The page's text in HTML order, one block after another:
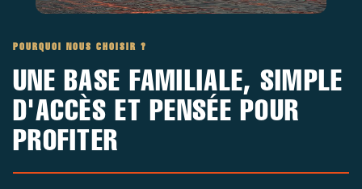
POURQUOI NOUS CHOISIR ?
UNE BASE FAMILIALE, SIMPLE
D'ACCÈS ET PENSÉE POUR
PROFITER